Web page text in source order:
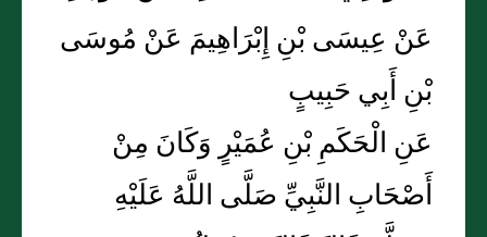
عَنْ عِيسَى بْنِ إِبْرَاهِيمَ عَنْ مُوسَى
بْنِ أَبِي حَبِيبٍ
عَنِ الْحَكَمِ بْنِ عُمَيْرٍ وَكَانَ مِنْ
أَصْحَابِ النَّبِيِّ صَلَّى اللَّهُ عَلَيْهِ